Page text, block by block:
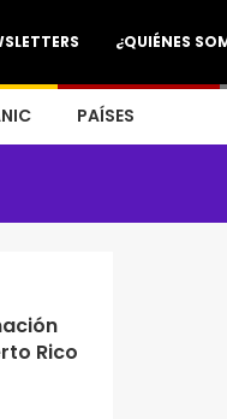
¿QUIÉNES
PAÍSES
Rico